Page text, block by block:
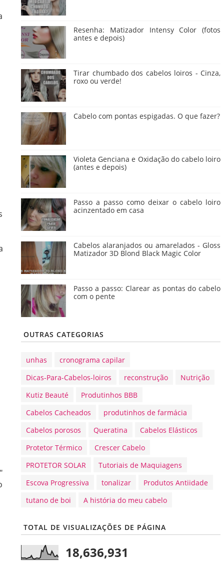
Resenha: Matizador Intensy Color (fotos
antes e depois)
Tirar chumbado dos cabelos loiros - Cinza,
roxo ou verde!
Cabelo com pontas espigadas. O que fazer?
Violeta Genciana e Oxidação do cabelo loiro
(antes e depois)
Passo a passo como deixar o cabelo loiro
acinzentado em casa
Cabelos alaranjados ou amarelados - Gloss
Matizador 3D Blond Black Magic Color
Passo a passo: Clarear as pontas do cabelo
com o pente
OUTRAS CATEGORIAS
unhas
cronograma capilar
Dicas-Para-Cabelos-loiros
reconstrução
Nutrição
Kutiz Beauté
Produtinhos BBB
Cabelos Cacheados
produtinhos de farmácia
Cabelos porosos
Queratina
Cabelos Elásticos
Protetor Térmico
Crescer Cabelo
PROTETOR SOLAR
Tutoriais de Maquiagens
Escova Progressiva
tonalizar
Produtos Antiidade
tutano de boi
A história do meu cabelo
TOTAL DE VISUALIZAÇÕES DE PÁGINA
18,636,931